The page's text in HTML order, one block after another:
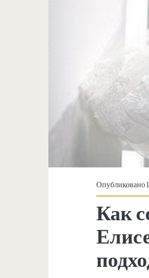
Опубликовано
Как